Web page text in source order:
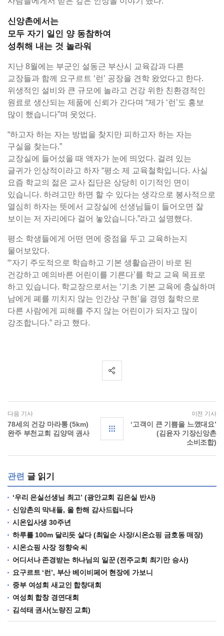
신앙촌에서는
모두 자기 일인 양 동참하여
성취해 내는 것 놀라워
지난 8월에는 부군인 설동근 부산시 교육감과 다른
교장들과 함께 요구르트 ‘런’ 공장을 견학 왔었다고 한다.
위생적인 설비와 큰 규모에 놀라고 건강 위한 친환경적인
원료로 생산되는 제품에 신뢰가 간다며 “제가 ‘런’도 홍보
많이 했습니다”며 웃었다.
“하고자 하는 자는 방법을 찾지만 피하고자 하는 자는
구실을 찾는다.”
교장실에 들어섰을 때 액자가 눈에 띄었다. 걸려 있는
글귀가 인상적이라고 하자 “평소 제 교육철학입니다. 사실
요즘 학교의 젊은 교사 집단은 상당히 이기적인 면이
있습니다. 하려고만 하면 할 수 있다는 생각으로 봉사적으로
열심히 하자는 뜻에서 교장실에 선생님들이 들어오면 잘
보이는 저 자리에다 걸어 놓았습니다.”라고 설명했다.
평소 학생들에게 어떤 면에 중점을 두고 교육하는지
물어보았다.
“‘자기 주도적으로 학습하고 기본 생활습관이 바로 된
건강하고 예의바른 어린이를 기른다’를 학교 교육 목표로
하고 있습니다. 학교장으로서는 ‘기초 기본 교육에 충실하며
남에게 폐를 끼치지 않는 인간상 구현’을 경영 철학으로
다른 사람에게 피해를 주지 않는 어린이가 되자고 많이
강조합니다.” 라고 했다.
다음 기사
78세의 건강 마라통 (5km)
완주 부천교회 김양덕 권사
이전 기사
‘고객이 큰 기쁨을 느꼈대요’
(김윤자 기장신앙촌
소비조합)
관련 글 읽기
‘우리 은실선생님 최고’ (광안교회 김은실 반사)
신앙촌의 막내들, 올 한해 감사드립니다
시온입사생 30주년
하루를 100m 달리듯 살다 (최일순 사장/시온쇼핑 금호동 매장)
시온쇼핑 사장 정향숙 씨
어디서나 존경받는 하나님의 일꾼 (전주교회 최기만 승사)
요구르트 ‘런’, 부산 베이비페어 현장에 가보니
중부 여성회 새교인 합창대회
여성회 합창 경연대회
김석태 권사(노량진 교회)